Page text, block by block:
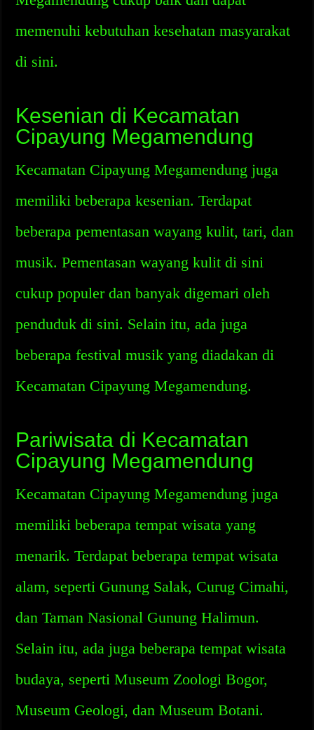
memenuhi kebutuhan kesehatan masyarakat
di sini.
Kesenian di Kecamatan
Cipayung Megamendung
Kecamatan Cipayung Megamendung juga
memiliki beberapa kesenian. Terdapat
beberapa pementasan wayang kulit, tari, dan
musik. Pementasan wayang kulit di sini
cukup populer dan banyak digemari oleh
penduduk di sini. Selain itu, ada juga
beberapa festival musik yang diadakan di
Kecamatan Cipayung Megamendung.
Pariwisata di Kecamatan
Cipayung Megamendung
Kecamatan Cipayung Megamendung juga
memiliki beberapa tempat wisata yang
menarik. Terdapat beberapa tempat wisata
alam, seperti Gunung Salak, Curug Cimahi,
dan Taman Nasional Gunung Halimun.
Selain itu, ada juga beberapa tempat wisata
budaya, seperti Museum Zoologi Bogor,
Museum Geologi, dan Museum Botani.